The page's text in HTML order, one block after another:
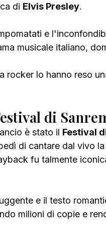
di Elvis Presley.
e
musicale italiano,
rocker lo hanno reso
di
è stato il Festival
di cantare dal vivo
fu talmente
e il testo
milioni di copie e